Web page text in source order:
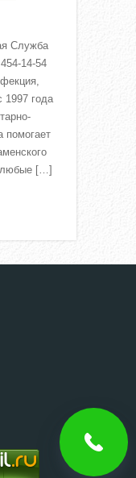
Служба
14-54
1997 года
помогает
любые […]